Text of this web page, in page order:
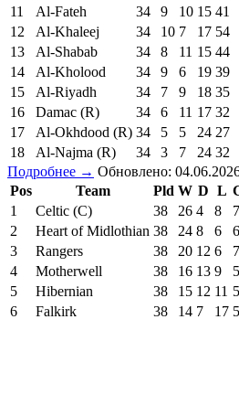
11
Al-Fateh 34 9 10 15 41
12
Al-Khaleej 34 10 7 17 54
13
Al-Shabab 34 8 11 15 44
14
Al-Kholood 34 9 6 19 39
15
Al-Riyadh 34 7 9 18 35
16
Damac (R) 34 6 11 17 32
17
Al-Okhdood (R) 34 5 5 24 27
18
Al-Najma (R) 34 3 7 24 32
Подробнее → Обновлено:
Pos
Team Pld W D L
1
Celtic (C) 38 26 4 8
2
Heart of Midlothian 38 24 8 6
3
Rangers 38 20 12 6
4
Motherwell 38 16 13 9
5
Hibernian 38 15 12 11
6
Falkirk 38 14 7 17